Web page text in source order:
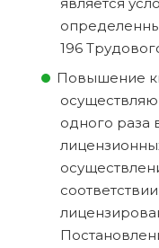
196
Повышение
одного раза